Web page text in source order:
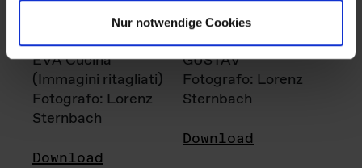
Nur notwendige Cookies
EVA Cucina
(Immagini ritagliati)
Fotografo: Lorenz
Sternbach
Download
GUSTAV
Fotografo: Lorenz
Sternbach
Download